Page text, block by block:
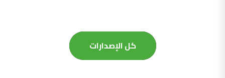
كل الإصدارات